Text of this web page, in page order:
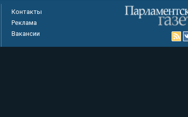
Контакты
Реклама
Вакансии